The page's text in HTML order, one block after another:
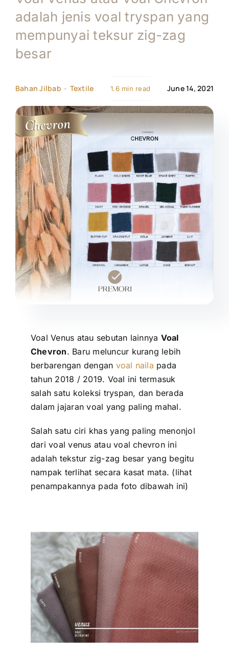
Tentang Kami
adalah jenis voal tryspan yang
mempunyai teksur zig-zag
besar
Bahan Jilbab • Textile 1.6 min read June 14, 2021
Voal Venus atau sebutan lainnya Voal
Chevron. Baru meluncur kurang lebih
berbarengan dengan voal naila pada
tahun 2018 / 2019. Voal ini termasuk
salah satu koleksi tryspan, dan berada
dalam jajaran voal yang paling mahal.
Salah satu ciri khas yang paling menonjol
dari voal venus atau voal chevron ini
adalah tekstur zig-zag besar yang begitu
nampak terlihat secara kasat mata. (lihat
penampakannya pada foto dibawah ini)